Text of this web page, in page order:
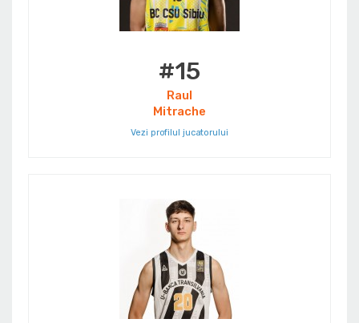
#15
Raul
Mitrache
Vezi profilul jucatorului